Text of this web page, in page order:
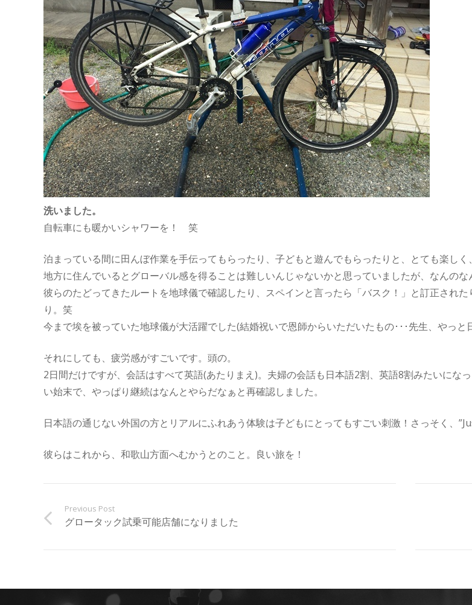
洗いました。
自転車にも暖かいシャワーを！ 笑
泊まっている間に田んぼ作業を手伝ってもらったり、子どもと遊んでもらったりと、とても楽しく
地方に住んでいるとグローバル感を得ることは難しいんじゃないかと思っていましたが、なんのな
彼らのたどってきたルートを地球儀で確認したり、スペインと言ったら「バスク！」と訂正され
り。笑
今まで埃を被っていた地球儀が大活躍でした(結婚祝いで恩師からいただいたもの･･･先生、やっと
それにしても、疲労感がすごいです。頭の。
2日間だけですが、会話はすべて英語(あたりまえ)。夫婦の会話も日本語2割、英語8割みたいにな
い始末で、やっぱり継続はなんとやらだなぁと再確認しました。
日本語の通じない外国の方とリアルにふれあう体験は子どもにとってもすごい刺激！さっそく
彼らはこれから、和歌山方面へむかうとのこと。良い旅を！
Previous Post
グロータック試乗可能店舗になりました